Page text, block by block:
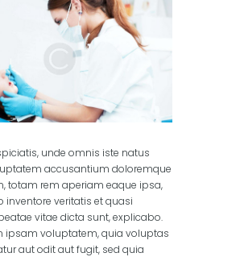
unde omnis iste natus
accusantium doloremque
totam rem aperiam eaque ipsa,
inventore veritatis et quasi
vitae dicta sunt, explicabo.
ipsam voluptatem, quia voluptas
aut odit aut fugit, sed quia